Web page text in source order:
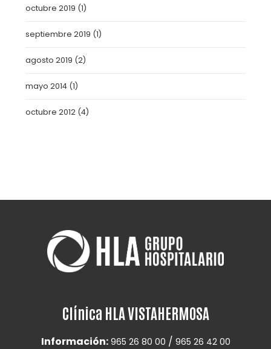
octubre 2019 (1)
septiembre 2019 (1)
agosto 2019 (2)
mayo 2014 (1)
octubre 2012 (4)
Clínica HLA VISTAHERMOSA
Información: 965 26 80 00 / 965 26 42 00